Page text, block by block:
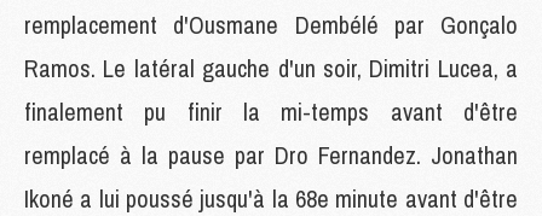
remplacement d'Ousmane Dembélé par Gonçalo
Ramos. Le latéral gauche d'un soir, Dimitri Lucea, a
finalement pu finir la mi-temps avant d'être
remplacé à la pause par Dro Fernandez. Jonathan
Ikoné a lui poussé jusqu'à la 68e minute avant d'être